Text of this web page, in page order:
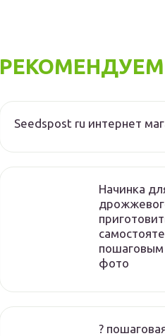
РЕКОМЕНДУЕМ
Seedspost ru интернет
Начинка
фото
?